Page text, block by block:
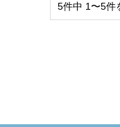
5件中 1〜5件